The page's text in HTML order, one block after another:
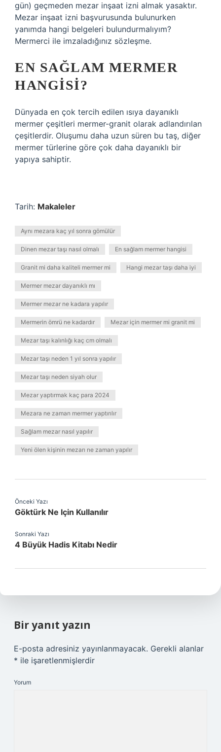
gün) geçmeden mezar inşaat izni almak yasaktır.
Mezar inşaat izni başvurusunda bulunurken
yanımda hangi belgeleri bulundurmalıyım?
Mermerci ile imzaladığınız sözleşme.
EN SAĞLAM MERMER
HANGISI?
Dünyada en çok tercih edilen ısıya dayanıklı
mermer çeşitleri mermer-granit olarak adlandırılan
çeşitlerdir. Oluşumu daha uzun süren bu taş, diğer
mermer türlerine göre çok daha dayanıklı bir
yapıya sahiptir.
Tarih: Makaleler
Aynı mezara kaç yıl sonra gömülür
Dinen mezar taşı nasıl olmalı En sağlam mermer hangisi
Granit mi daha kaliteli mermer mi Hangi mezar taşı daha iyi
Mermer mezar dayanıklı mı
Mermer mezar ne kadara yapılır
Mermerin ömrü ne kadardır Mezar için mermer mi granit mi
Mezar taşı kalınlığı kaç cm olmalı
Mezar taşı neden 1 yıl sonra yapılır
Mezar taşı neden siyah olur
Mezar yaptırmak kaç para 2024
Mezara ne zaman mermer yaptırılır
Sağlam mezar nasıl yapılır
Yeni ölen kişinin mezarı ne zaman yapılır
Önceki Yazı
Göktürk Ne Için Kullanılır
Sonraki Yazı
4 Büyük Hadis Kitabı Nedir
Bir yanıt yazın
E-posta adresiniz yayınlanmayacak. Gerekli alanlar
* ile işaretlenmişlerdir
Yorum